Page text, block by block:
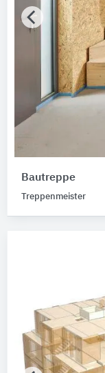
Bautreppe
Treppenmeister